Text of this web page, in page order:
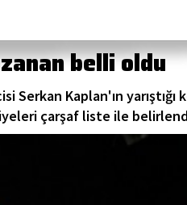
belli oldu
Serkan Kaplan'ın
çarşaf liste ile